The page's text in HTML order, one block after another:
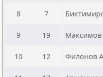
8 7
9 19 Максимов
10 12 Филонов